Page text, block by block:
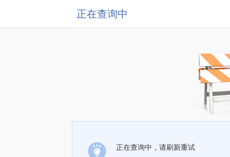
正在查询中
正在查询中，请刷新重试